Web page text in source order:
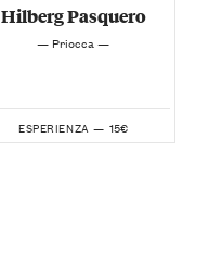
Hilberg Pasquero
— Priocca —
ESPERIENZA — 15€